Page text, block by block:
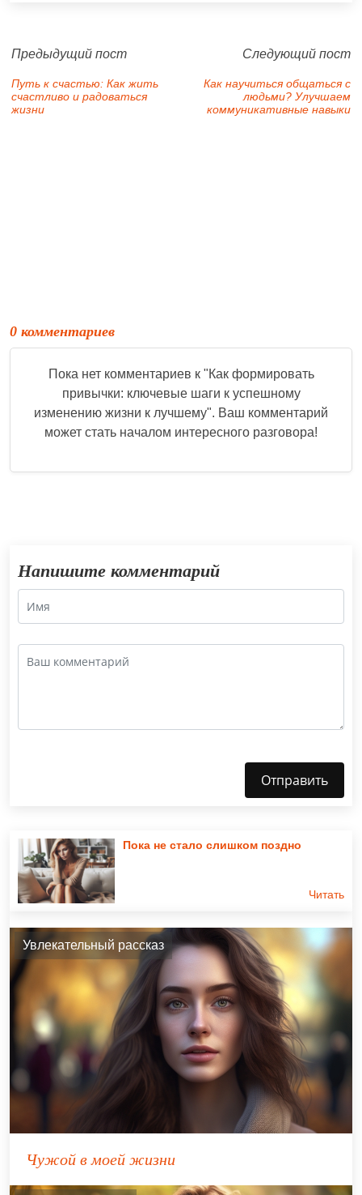
Предыдущий пост
Путь к счастью: Как жить
счастливо и радоваться
жизни
Следующий пост
Как научиться общаться с
людьми? Улучшаем
коммуникативные навыки
0 комментариев
Пока нет комментариев к "Как формировать
привычки: ключевые шаги к успешному
изменению жизни к лучшему". Ваш комментарий
может стать началом интересного разговора!
Напишите комментарий
Отправить
Пока не стало слишком поздно
Читать
Увлекательный рассказ
Чужой в моей жизни